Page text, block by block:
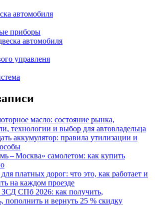
автомобиля
приборы
автомобиля
управленя
масло: состояние рынка,
технологии и выбор для автовладельца
аккумулятор: правила утилизации и
– Москва» самолетом: как купить
платных дорог: что это, как работает и
на каждом проезде
ЗСД СПб 2026: как получить,
пополнить и вернуть 25 % скидку